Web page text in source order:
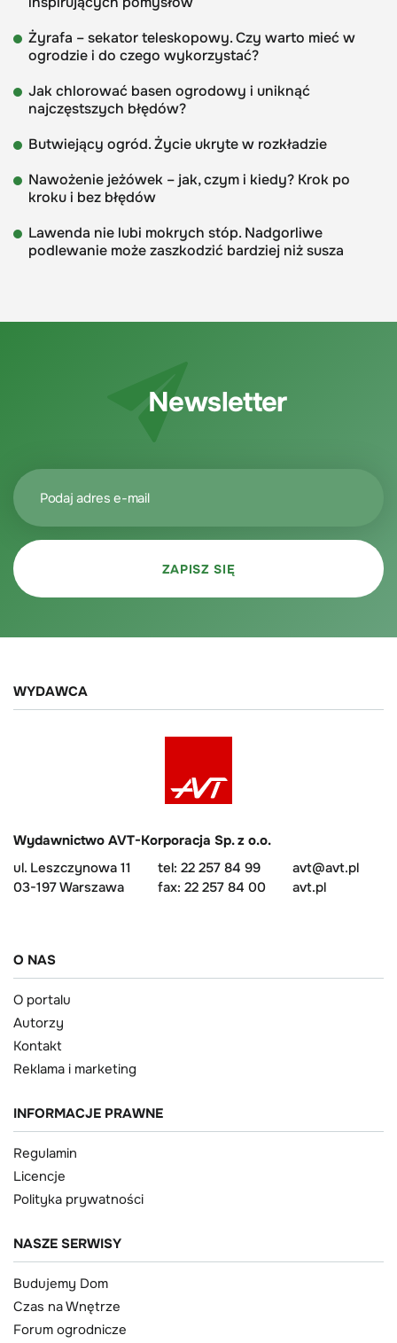
Żyrafa – sekator teleskopowy. Czy warto mieć w
ogrodzie i do czego wykorzystać?
Jak chlorować basen ogrodowy i uniknąć
najczęstszych błędów?
Butwiejący ogród. Życie ukryte w rozkładzie
Nawożenie jeżówek – jak, czym i kiedy? Krok po
kroku i bez błędów
Lawenda nie lubi mokrych stóp. Nadgorliwe
podlewanie może zaszkodzić bardziej niż susza
Newsletter
WYDAWCA
Wydawnictwo AVT-Korporacja Sp. z o.o.
ul. Leszczynowa 11
03-197 Warszawa
tel: 22 257 84 99
fax: 22 257 84 00
avt@avt.pl
avt.pl
O NAS
O portalu
Autorzy
Kontakt
Reklama i marketing
INFORMACJE PRAWNE
Regulamin
Licencje
Polityka prywatności
NASZE SERWISY
Budujemy Dom
Czas na Wnętrze
Forum ogrodnicze